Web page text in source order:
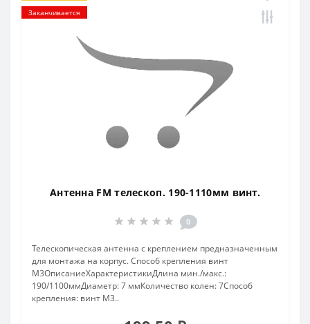
Заканчивается
Антенна FM телескоп. 190-1110мм винт.
0
Телескопическая антенна с креплением предназначенным
для монтажа на корпус. Способ крепления винт
М3ОписаниеХарактеристикиДлина мин./макс.:
190/1100ммДиаметр: 7 ммКоличество колен: 7Способ
крепления: винт М3..